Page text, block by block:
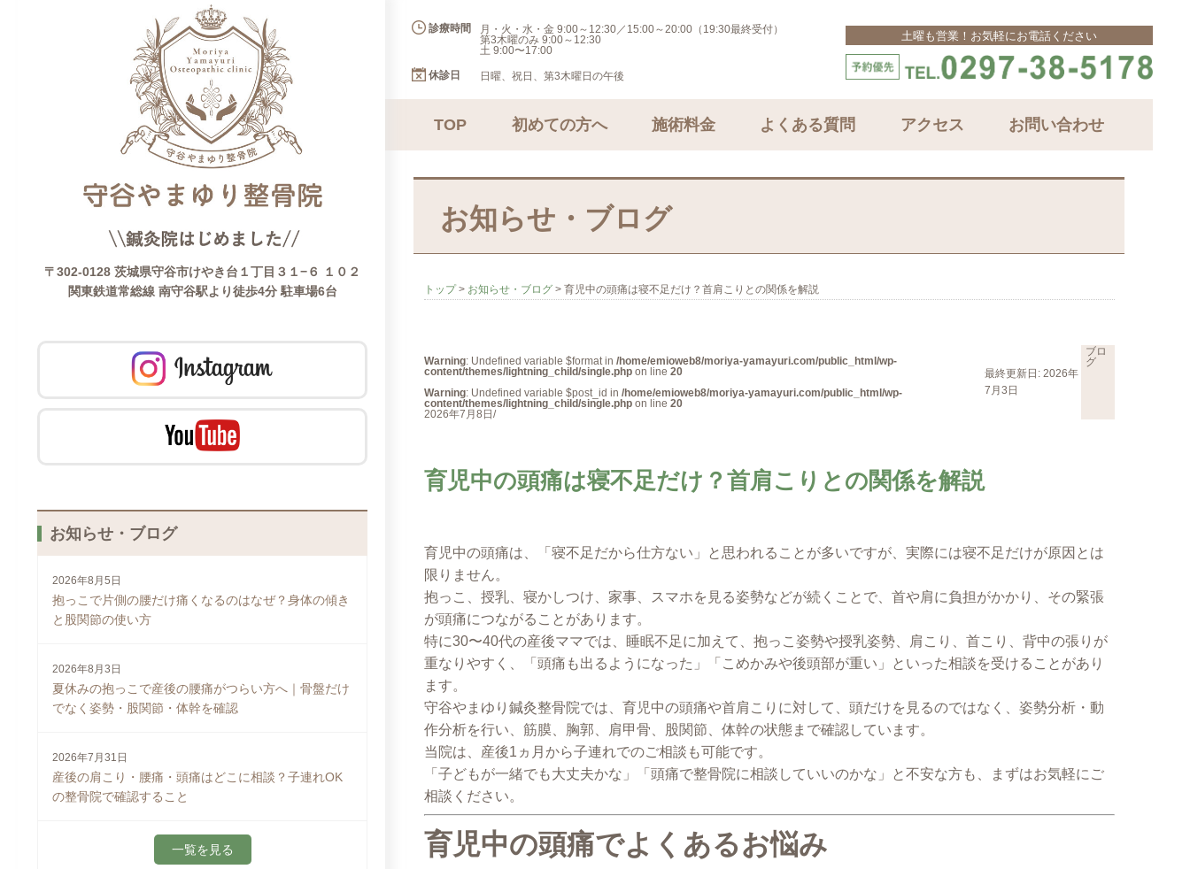
〒302-0128 茨城県守谷市けやき台１丁目３１−６ １０２
関東鉄道常総線 南守谷駅より徒歩4分 駐車場6台
お知らせ・ブログ
2026年8月5日
抱っこで片側の腰だけ痛くなるのはなぜ？身体の傾き
と股関節の使い方
2026年8月3日
夏休みの抱っこで産後の腰痛がつらい方へ｜骨盤だけ
でなく姿勢・股関節・体幹を確認
2026年7月31日
産後の肩こり・腰痛・頭痛はどこに相談？子連れOK
の整骨院で確認すること
一覧を見る
診療時間
月・火・水・金 9:00～12:30／15:00～20:00（19:30最終受付）
第3木曜のみ 9:00～12:30
土 9:00〜17:00
休診日
日曜、祝日、第3木曜日の午後
土曜も営業！お気軽にお電話ください
TOP 初めての方へ 施術料金 よくある質問 アクセス お問い合わせ
お知らせ・ブログ
トップ> お知らせ・ブログ> 育児中の頭痛は寝不足だけ？首肩こりとの関係を解説
Warning: Undefined variable $format in /home/emioweb8/moriya-yamayuri.com/public_html/wp-
content/themes/lightning_child/single.phpon line 20
Warning: Undefined variable $post_id in /home/emioweb8/moriya-yamayuri.com/public_html/wp-
content/themes/lightning_child/single.phpon line 20
2026年7月8日/
最終更新日: 2026年
7月3日
ブロ
グ
育児中の頭痛は寝不足だけ？首肩こりとの関係を解説
育児中の頭痛は、「寝不足だから仕方ない」と思われることが多いですが、実際には寝不足だけが原因とは
限りません。
抱っこ、授乳、寝かしつけ、家事、スマホを見る姿勢などが続くことで、首や肩に負担がかかり、その緊張
が頭痛につながることがあります。
特に30〜40代の産後ママでは、睡眠不足に加えて、抱っこ姿勢や授乳姿勢、肩こり、首こり、背中の張りが
重なりやすく、「頭痛も出るようになった」「こめかみや後頭部が重い」といった相談を受けることがあり
ます。
守谷やまゆり鍼灸整骨院では、育児中の頭痛や首肩こりに対して、頭だけを見るのではなく、姿勢分析・動
作分析を行い、筋膜、胸郭、肩甲骨、股関節、体幹の状態まで確認しています。
当院は、産後1ヵ月から子連れでのご相談も可能です。
「子どもが一緒でも大丈夫かな」「頭痛で整骨院に相談していいのかな」と不安な方も、まずはお気軽にご
相談ください。
育児中の頭痛でよくあるお悩み